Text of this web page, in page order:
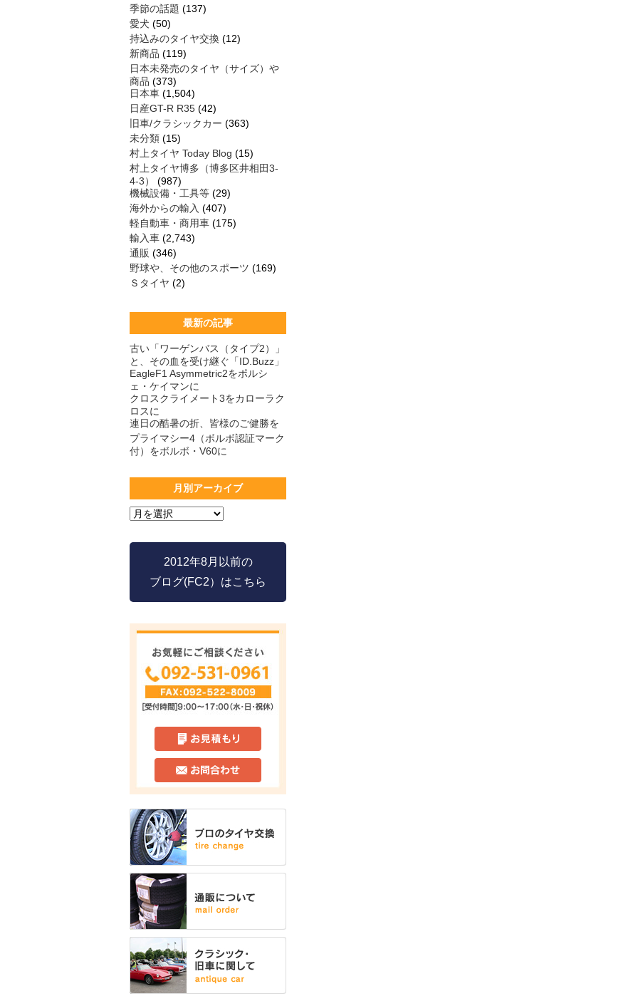
季節の話題 (137)
愛犬 (50)
持込みのタイヤ交換 (12)
新商品 (119)
日本未発売のタイヤ（サイズ）や
商品 (373)
日本車 (1,504)
日産GT-R R35 (42)
旧車/クラシックカー (363)
未分類 (15)
村上タイヤ Today Blog (15)
村上タイヤ博多（博多区井相田3-
4-3）
(987)
機械設備・工具等 (29)
海外からの輸入 (407)
軽自動車・商用車 (175)
輸入車 (2,743)
通販 (346)
野球や、その他のスポーツ (169)
Ｓタイヤ (2)
最新の記事
古い「ワーゲンバス（タイプ2）」
と、その血を受け継ぐ「ID.Buzz」
EagleF1 Asymmetric2をポルシ
ェ・ケイマンに
クロスクライメート3をカローラク
ロスに
連日の酷暑の折、皆様のご健勝を
プライマシー4（ボルボ認証マーク
付）をボルボ・V60に
月別アーカイブ
2012年8月以前の
ブログ(FC2）はこちら